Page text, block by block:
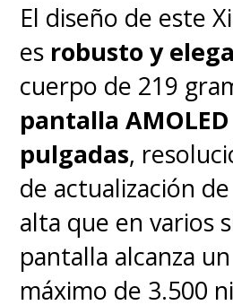
235 gramos lo
de los plegables
livianos del
que la batería es
con carga rápida
inalámbrica de
doble de lo que
último iPhone y
que de
El diseño de este
es robusto y
cuerpo de 219
pantalla
pulgadas,
de actualización
alta que en varios
pantalla alcanza
máximo de 3.500